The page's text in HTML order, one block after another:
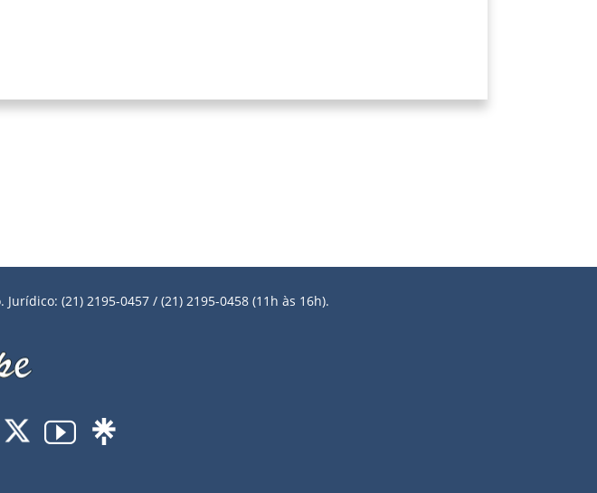
(21) 2195-0457 / (21) 2195-0458 (11h às 16h).